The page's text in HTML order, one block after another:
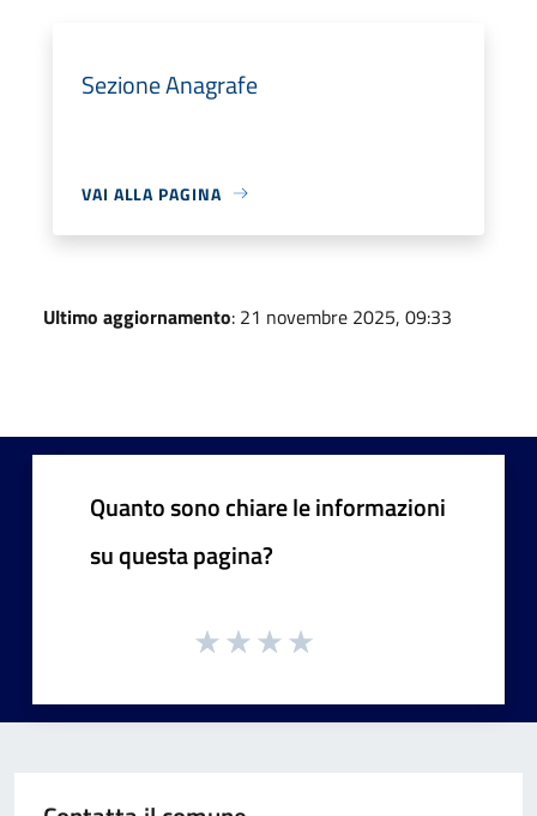
Sezione Anagrafe
VAI ALLA PAGINA
Ultimo aggiornamento: 21 novembre 2025, 09:33
Quanto sono chiare le informazioni
su questa pagina?